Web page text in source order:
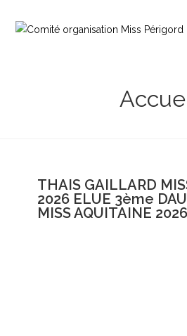
THAIS GAILLARD
2026 ELUE 3ème
MISS AQUITAINE 2026